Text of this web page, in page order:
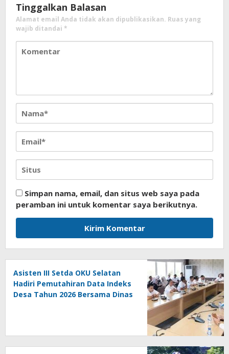
Tinggalkan Balasan
Alamat email Anda tidak akan dipublikasikan. Ruas yang
wajib ditandai *
Simpan nama, email, dan situs web saya pada
peramban ini untuk komentar saya berikutnya.
Asisten III Setda OKU Selatan
Hadiri Pemutahiran Data Indeks
Desa Tahun 2026 Bersama Dinas